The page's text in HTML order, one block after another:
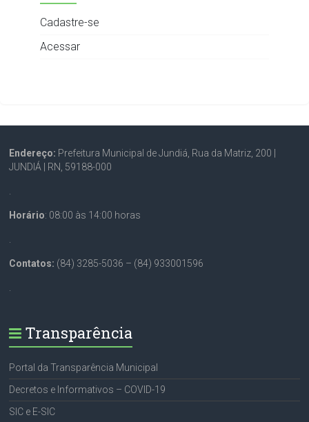
Cadastre-se
Acessar
Endereço: Prefeitura Municipal de Jundiá, Rua da Matriz, 200 |
JUNDIÁ | RN, 59188-000
Horário: 08:00 às 14:00 horas
Contatos: (84) 3285-5036 – (84) 933001596
Transparência
Portal da Transparência Municipal
Decretos e Informativos – COVID-19
SIC e E-SIC